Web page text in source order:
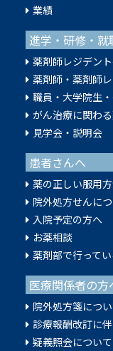
業績
進学・研修・
薬剤師レジデン
薬剤師・薬剤師
職員・大学院生
がん治療に関わ
見学会・説明会
患者さんへ
薬の正しい服用
院外処方せんに
入院予定の方へ
お薬相談
薬剤部で行って
医療関係者の方
院外処方箋につ
診療報酬改訂に
疑義照会について